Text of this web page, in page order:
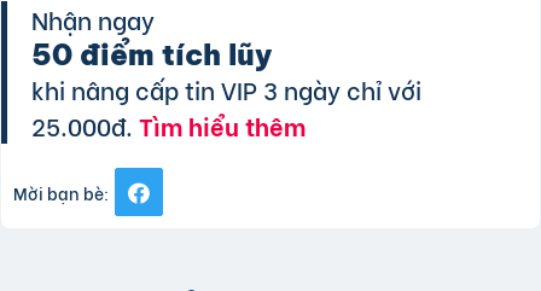
Nhận ngay
50 điểm tích lũy
khi nâng cấp tin VIP 3 ngày chỉ với
25.000đ.Tìm hiểu thêm
Mời bạn bè: